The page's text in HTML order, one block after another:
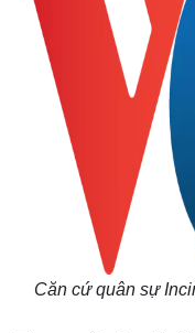
Căn cứ quân sự